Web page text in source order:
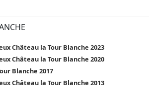
Château la Tour Blanche 2023
Château la Tour Blanche 2020
Blanche 2017
Château la Tour Blanche 2013